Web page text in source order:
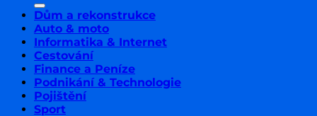
Dům a rekonstrukce
Auto & moto
Informatika & Internet
Cestování
Finance a Peníze
Podnikání & Technologie
Pojištění
Sport